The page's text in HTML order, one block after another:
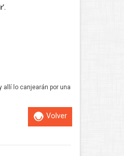
allí lo canjearán por una
Volver